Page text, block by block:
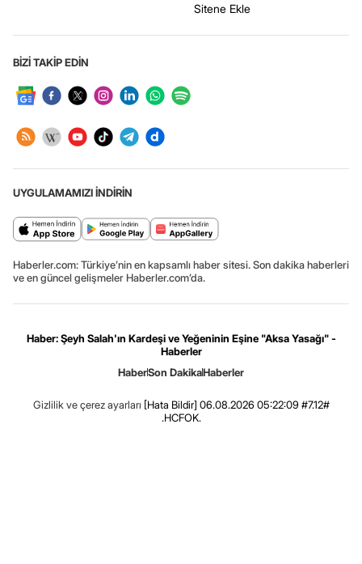
Sitene Ekle
BİZİ TAKİP EDİN
UYGULAMAMIZI İNDİRİN
Haberler.com: Türkiye’nin en kapsamlı haber sitesi. Son dakika haberleri
ve en güncel gelişmeler Haberler.com’da.
Haber: Şeyh Salah'ın Kardeşi ve Yeğeninin Eşine "Aksa Yasağı" -
Haberler
HaberSon DakikaHaberler
Gizlilik ve çerez ayarları [Hata Bildir] 06.08.2026 05:22:09 #7.12#
.HCFOK.